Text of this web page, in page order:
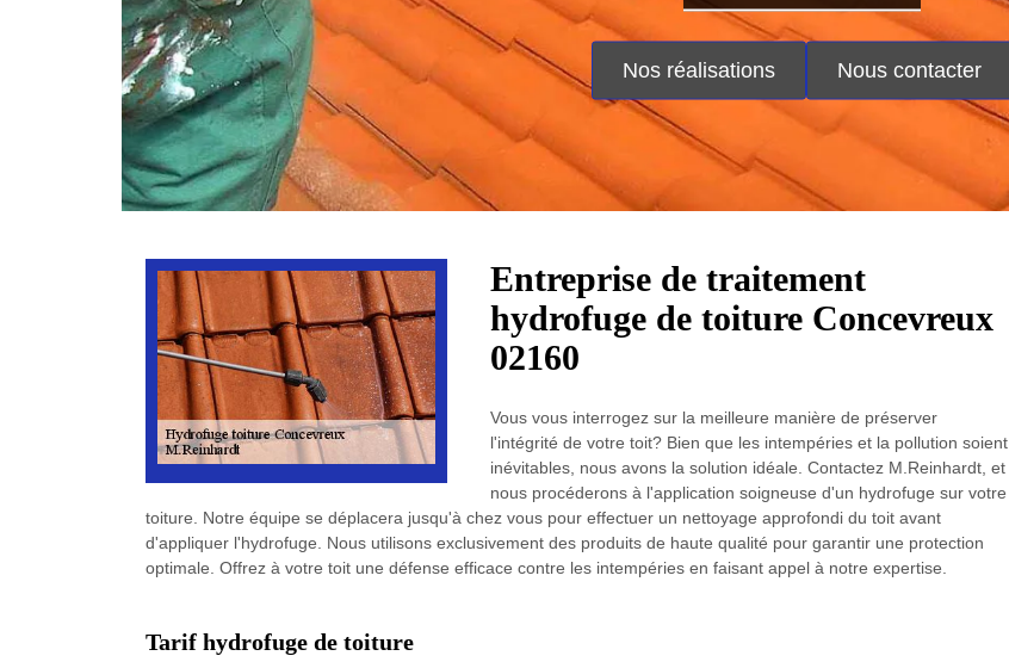
Nos réalisations Nous contacter
Entreprise de traitement
hydrofuge de toiture Concevreux
02160
Vous vous interrogez sur la meilleure manière de préserver
l'intégrité de votre toit? Bien que les intempéries et la pollution soient
inévitables, nous avons la solution idéale. Contactez M.Reinhardt, et
nous procéderons à l'application soigneuse d'un hydrofuge sur votre
toiture. Notre équipe se déplacera jusqu'à chez vous pour effectuer un nettoyage approfondi du toit avant
d'appliquer l'hydrofuge. Nous utilisons exclusivement des produits de haute qualité pour garantir une protection
optimale. Offrez à votre toit une défense efficace contre les intempéries en faisant appel à notre expertise.
Tarif hydrofuge de toiture